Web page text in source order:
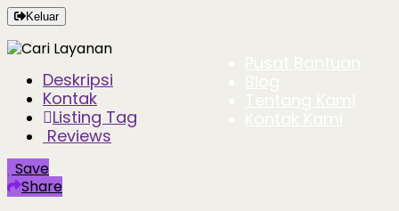
Keluar
Deskripsi
Kontak
Listing Tag
Reviews
Save
Share